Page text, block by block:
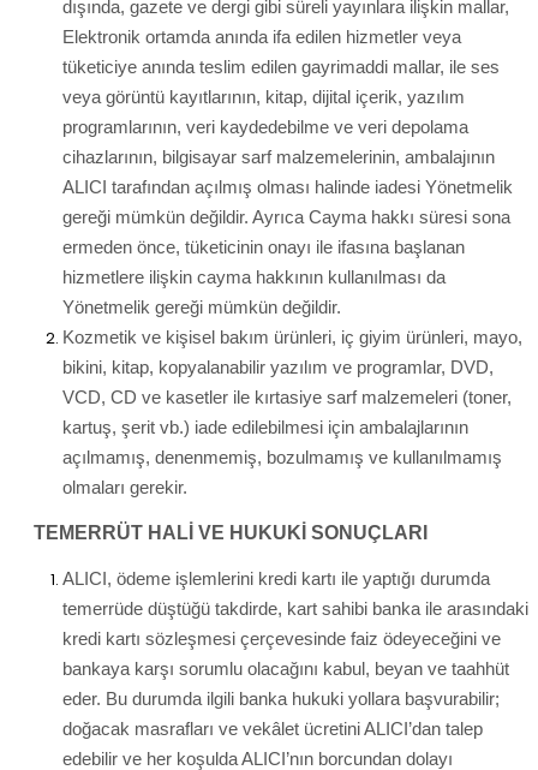
dışında, gazete ve dergi gibi süreli yayınlara ilişkin mallar,
Elektronik ortamda anında ifa edilen hizmetler veya
tüketiciye anında teslim edilen gayrimaddi mallar, ile ses
veya görüntü kayıtlarının, kitap, dijital içerik, yazılım
programlarının, veri kaydedebilme ve veri depolama
cihazlarının, bilgisayar sarf malzemelerinin, ambalajının
ALICI tarafından açılmış olması halinde iadesi Yönetmelik
gereği mümkün değildir. Ayrıca Cayma hakkı süresi sona
ermeden önce, tüketicinin onayı ile ifasına başlanan
hizmetlere ilişkin cayma hakkının kullanılması da
Yönetmelik gereği mümkün değildir.
Kozmetik ve kişisel bakım ürünleri, iç giyim ürünleri, mayo,
bikini, kitap, kopyalanabilir yazılım ve programlar, DVD,
VCD, CD ve kasetler ile kırtasiye sarf malzemeleri (toner,
kartuş, şerit vb.) iade edilebilmesi için ambalajlarının
açılmamış, denenmemiş, bozulmamış ve kullanılmamış
olmaları gerekir.
TEMERRÜT HALİ VE HUKUKİ SONUÇLARI
ALICI, ödeme işlemlerini kredi kartı ile yaptığı durumda
temerrüde düştüğü takdirde, kart sahibi banka ile arasındaki
kredi kartı sözleşmesi çerçevesinde faiz ödeyeceğini ve
bankaya karşı sorumlu olacağını kabul, beyan ve taahhüt
eder. Bu durumda ilgili banka hukuki yollara başvurabilir;
doğacak masrafları ve vekâlet ücretini ALICI’dan talep
edebilir ve her koşulda ALICI’nın borcundan dolayı